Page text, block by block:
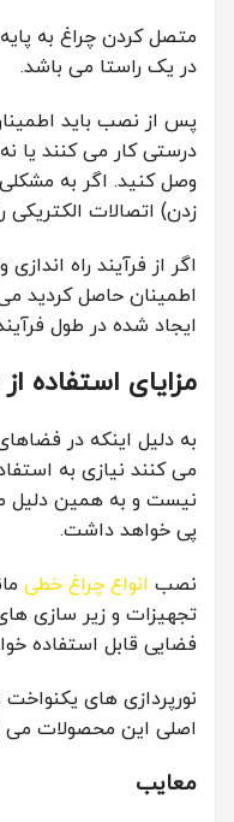
متصل کردن چراغ به
در یک راستا می باشد.
پس از نصب باید
درستی کار می کنند یا
وصل کنید. اگر به
زدن) اتصالات
اگر از فرآیند راه
اطمینان حاصل کردید
ایجاد شده در طول
مزایای استفاده
به دلیل اینکه در
می کنند نیازی به
نیست و به همین دلیل
پی خواهد داشت.
نصب انواع چراغ خطی
تجهیزات و زیر سازی
فضایی قابل استفاده
نورپردازی های
اصلی این محصولات می
معایب